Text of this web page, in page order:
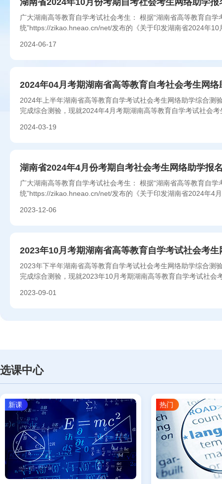
湖南省2024年10月份考期自考社会考生网络助学报
广大湖南高等教育自学考试社会考生： 根据“湖南省高等教育自学
统”https://zikao.hneao.cn/net/发布的《关于印发湖南省2024年10
2024-06-17
2024年04月考期湖南省高等教育自考社会考生网
2024年上半年湖南省高等教育自学考试社会考生网络助学综合测
完成综合测验，现就2024年4月考期湖南高等教育自学考试社会
2024-03-19
湖南省2024年4月份考期自考社会考生网络助学报
广大湖南高等教育自学考试社会考生： 根据“湖南省高等教育自学
统”https://zikao.hneao.cn/net/发布的《关于印发湖南省2024年4
2023-12-06
2023年10月考期湖南省高等教育自学考试社会考
2023年下半年湖南省高等教育自学考试社会考生网络助学综合测
完成综合测验，现就2023年10月考期湖南高等教育自学考试社会
2023-09-01
选课中心
新课 热门